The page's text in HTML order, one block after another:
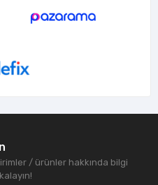
/ ürünler hakkında bilgi